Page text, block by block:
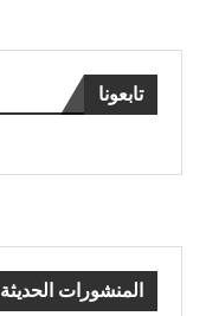
تابعونا
المنشورات الحديثة